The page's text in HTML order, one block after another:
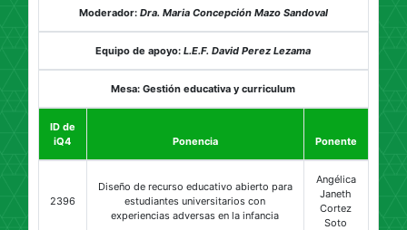
Moderador: Dra. Maria Concepción Mazo Sandoval
Equipo de apoyo:L.E.F. David Perez Lezama
Mesa: Gestión educativa y curriculum
ID de
iQ4
Ponencia Ponente
2396
Diseño de recurso educativo abierto para
estudiantes universitarios con
experiencias adversas en la infancia
Angélica
Janeth
Cortez
Soto